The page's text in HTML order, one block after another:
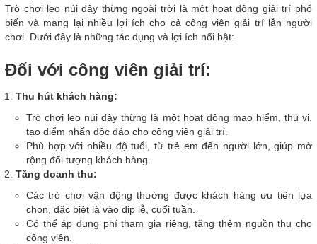
Trò chơi leo núi dây thừng ngoài trời là một hoạt động giải trí phổ
biến và mang lại nhiều lợi ích cho cả công viên giải trí lẫn người
chơi. Dưới đây là những tác dụng và lợi ích nổi bật:
Đối với công viên giải trí:
Thu hút khách hàng:
Trò chơi leo núi dây thừng là một hoạt động mạo hiểm, thú vị,
tạo điểm nhấn độc đáo cho công viên giải trí.
Phù hợp với nhiều độ tuổi, từ trẻ em đến người lớn, giúp mở
rộng đối tượng khách hàng.
Tăng doanh thu:
Các trò chơi vận động thường được khách hàng ưu tiên lựa
chọn, đặc biệt là vào dịp lễ, cuối tuần.
Có thể áp dụng phí tham gia riêng, tăng thêm nguồn thu cho
công viên.